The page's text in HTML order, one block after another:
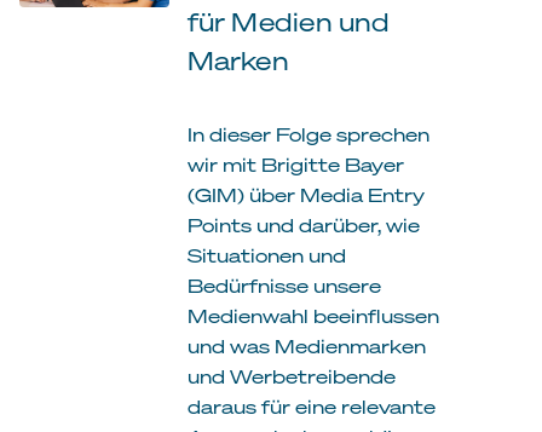
für Medien und
Marken
In dieser Folge sprechen
wir mit Brigitte Bayer
(GIM) über Media Entry
Points und darüber, wie
Situationen und
Bedürfnisse unsere
Medienwahl beeinflussen
und was Medienmarken
und Werbetreibende
daraus für eine relevante